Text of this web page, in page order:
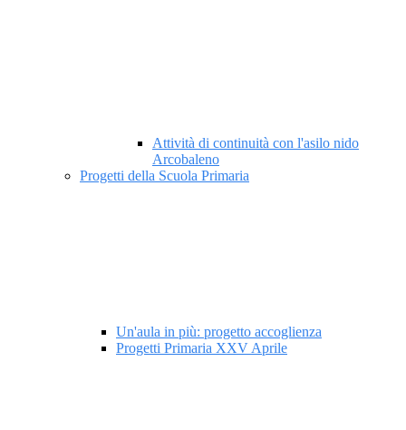
Attività di continuità con l'asilo nido
Arcobaleno
Progetti della Scuola Primaria
Un'aula in più: progetto accoglienza
Progetti Primaria XXV Aprile